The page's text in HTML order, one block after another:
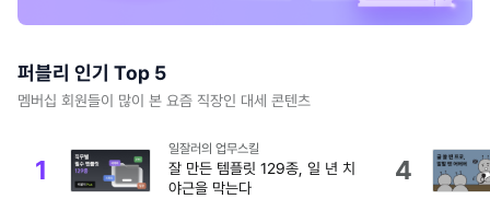
퍼블리 인기 Top 5
멤버십 회원들이 많이 본 요즘 직장인 대세 콘텐츠
1
일잘러의 업무스킬
잘 만든 템플릿 129종, 일 년 치
야근을 막는다
4